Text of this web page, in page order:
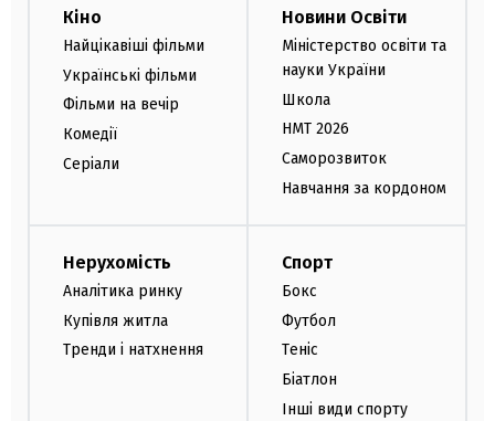
Кіно
Найцікавіші фільми
Українські фільми
Фільми на вечір
Комедії
Серіали
Новини Освіти
Міністерство освіти та
науки України
Школа
НМТ 2026
Саморозвиток
Навчання за кордоном
Нерухомість
Аналітика ринку
Купівля житла
Тренди і натхнення
Спорт
Бокс
Футбол
Теніс
Біатлон
Інші види спорту